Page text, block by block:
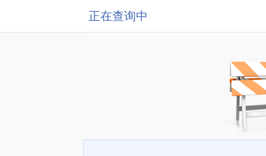
正在查询中